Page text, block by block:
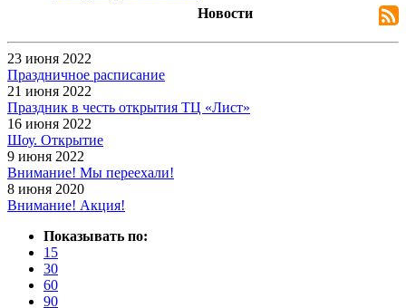
Новости
23 июня 2022
Праздничное расписание
21 июня 2022
Праздник в честь открытия ТЦ «Лист»
16 июня 2022
Шоу. Открытие
9 июня 2022
Внимание! Мы переехали!
8 июня 2020
Внимание! Акция!
Показывать по:
15
30
60
90